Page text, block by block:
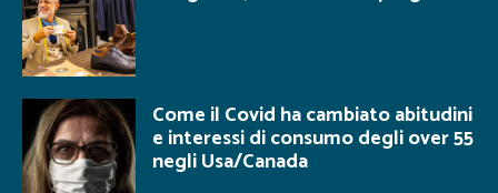
Come il Covid ha cambiato abitudini
e interessi di consumo degli over 55
negli Usa/Canada